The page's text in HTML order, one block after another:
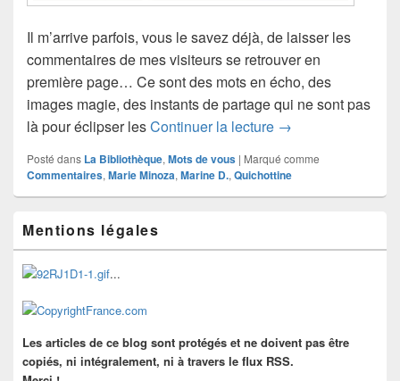
Il m’arrive parfois, vous le savez déjà, de laisser les
commentaires de mes visiteurs se retrouver en
première page… Ce sont des mots en écho, des
images magie, des instants de partage qui ne sont pas
là pour éclipser lesContinuer la lecture Mots en écho
→
Posté dans La Bibliothèque, Mots de vous | Marqué comme
Commentaires, Marie Minoza, Marine D., Quichottine
principale
de
widget
pour
barre
Mentions légales
...
Les articles de ce blog sont protégés et ne doivent pas être
copiés, ni intégralement, ni à travers le flux RSS.